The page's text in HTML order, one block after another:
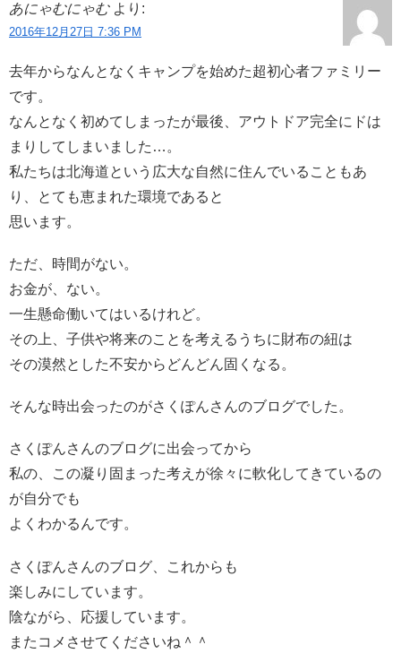
あにゃむにゃむ より:
2016年12月27日 7:36 PM
去年からなんとなくキャンプを始めた超初心者ファミリー
です。
なんとなく初めてしまったが最後、アウトドア完全にドは
まりしてしまいました…。
私たちは北海道という広大な自然に住んでいることもあ
り、とても恵まれた環境であると
思います。
ただ、時間がない。
お金が、ない。
一生懸命働いてはいるけれど。
その上、子供や将来のことを考えるうちに財布の紐は
その漠然とした不安からどんどん固くなる。
そんな時出会ったのがさくぽんさんのブログでした。
さくぽんさんのブログに出会ってから
私の、この凝り固まった考えが徐々に軟化してきているの
が自分でも
よくわかるんです。
さくぽんさんのブログ、これからも
楽しみにしています。
陰ながら、応援しています。
またコメさせてくださいね＾＾